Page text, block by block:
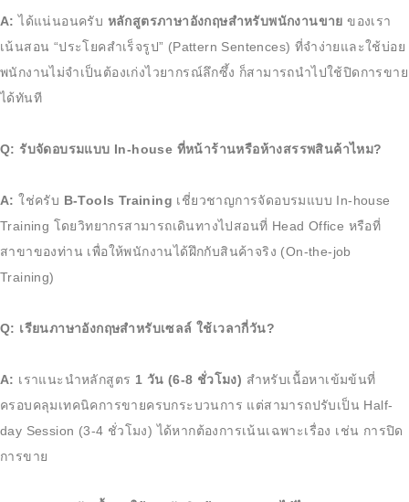
A: ได้แน่นอนครับ หลักสูตรภาษาอังกฤษสำหรับพนักงานขาย ของเรา
เน้นสอน “ประโยคสำเร็จรูป” (Pattern Sentences) ที่จำง่ายและใช้บ่อย
พนักงานไม่จำเป็นต้องเก่งไวยากรณ์ลึกซึ้ง ก็สามารถนำไปใช้ปิดการขาย
ได้ทันที
Q: รับจัดอบรมแบบ In-house ที่หน้าร้านหรือห้างสรรพสินค้าไหม?
A: ใช่ครับ B-Tools Training เชี่ยวชาญการจัดอบรมแบบ In-house
Training โดยวิทยากรสามารถเดินทางไปสอนที่ Head Office หรือที่
สาขาของท่าน เพื่อให้พนักงานได้ฝึกกับสินค้าจริง (On-the-job
Training)
Q: เรียนภาษาอังกฤษสำหรับเซลล์ ใช้เวลากี่วัน?
A: เราแนะนำหลักสูตร 1 วัน (6-8 ชั่วโมง) สำหรับเนื้อหาเข้มข้นที่
ครอบคลุมเทคนิคการขายครบกระบวนการ แต่สามารถปรับเป็น Half-
day Session (3-4 ชั่วโมง) ได้หากต้องการเน้นเฉพาะเรื่อง เช่น การปิด
การขาย